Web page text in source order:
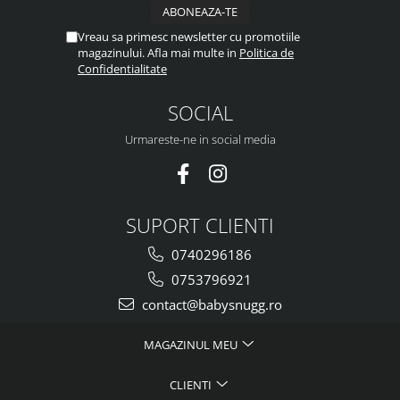
Vreau sa primesc newsletter cu promotiile
magazinului. Afla mai multe in Politica de
Confidentialitate
SOCIAL
Urmareste-ne in social media
SUPORT CLIENTI
0740296186
0753796921
contact@babysnugg.ro
MAGAZINUL MEU
CLIENTI